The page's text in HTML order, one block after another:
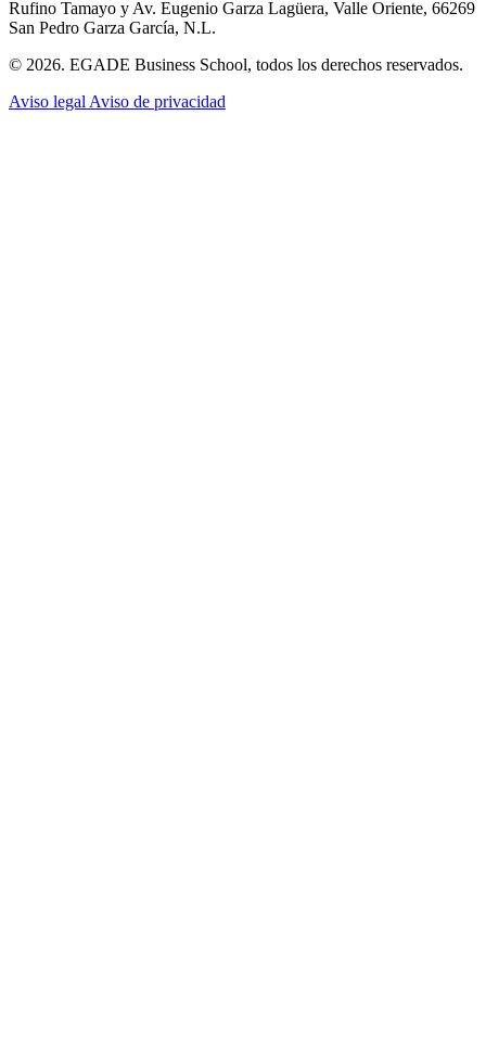
Rufino Tamayo y Av. Eugenio Garza Lagüera, Valle Oriente, 66269
San Pedro Garza García, N.L.
© 2026. EGADE Business School, todos los derechos reservados.
Aviso legal Aviso de privacidad